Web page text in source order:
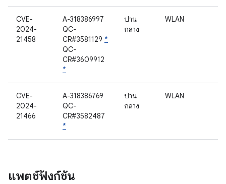
CVE-
2024-
21458
A-318386997
QC-
CR#3581129 *
QC-
CR#3609912
*
ปาน
กลาง
WLAN
CVE-
2024-
21466
A-318386769
QC-
CR#3582487
*
ปาน
กลาง
WLAN
แพตช์ฟังก์ชัน